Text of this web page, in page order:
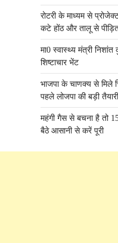
रोटरी के माध्यम से
कटे होंठ और तालू से
मा0 स्वास्थ्य मंत्री
शिष्टाचार भेंट
भाजपा के चाणक्य से मिले
पहले लोजपा की बड़ी
महंगी गैस से बचना है तो
बैठे आसानी से करें पूरी